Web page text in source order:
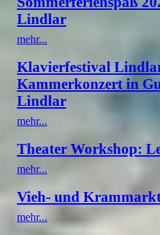
Lindlar
mehr...
Klavierfestival
Kammerkonzert in
Lindlar
mehr...
Theater Workshop:
mehr...
Vieh- und
mehr...